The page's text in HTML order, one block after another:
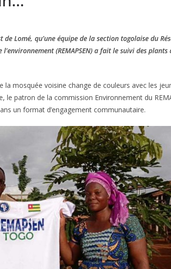
de Lomé, qu’une équipe de la section togolaise du
(REMAPSEN) a fait le suivi des
la mosquée voisine change de couleurs avec les
le patron de la commission Environnement du
un format d’engagement communautaire.